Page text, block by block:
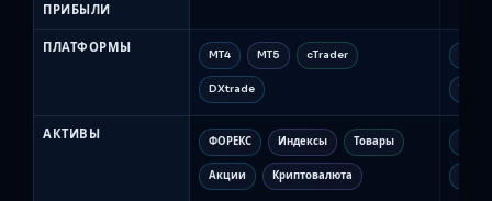
ПРИБЫЛИ
ПЛАТФОРМЫ MT4 MT5 cTrader
DXtrade
АКТИВЫ ФОРЕКС Индексы Товары
Акции Криптовалюта